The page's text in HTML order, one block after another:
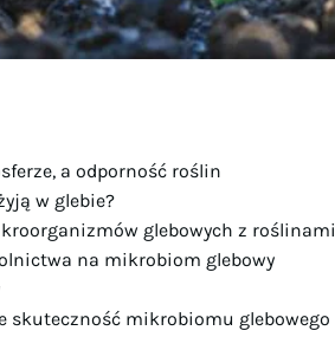
a odporność roślin
w glebie?
glebowych z roślinami
na mikrobiom glebowy
skuteczność mikrobiomu glebowego